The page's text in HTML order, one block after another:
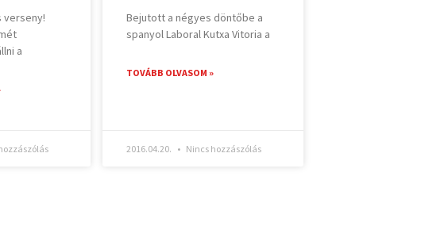
verseny!
a
Bejutott a négyes döntőbe a
spanyol Laboral Kutxa Vitoria a
TOVÁBB OLVASOM »
2016.04.20. Nincs hozzászólás